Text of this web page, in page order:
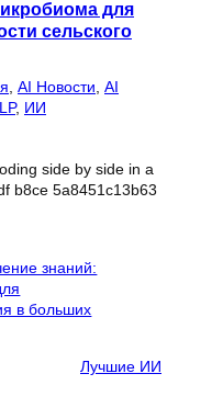
для
сельского
AI Новости AI
, ИИ
Лучшие ИИ